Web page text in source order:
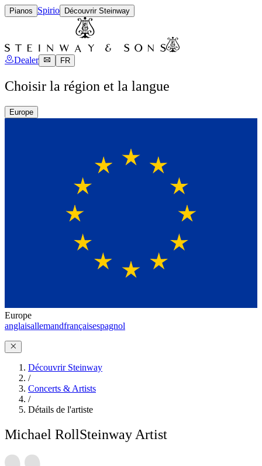
Pianos Spirio Découvrir Steinway
Dealer FR
Choisir la région et la langue
Europe
Europe
anglaisallemandfrançaisespagnol
Découvrir Steinway
/
Concerts & Artists
/
Détails de l'artiste
Michael RollSteinway Artist